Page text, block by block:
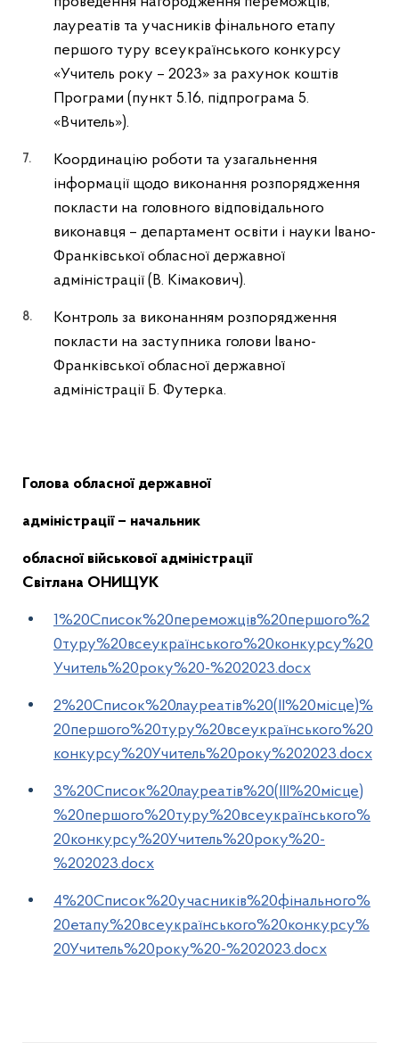
лауреатів та учасників фінального етапу
першого туру всеукраїнського конкурсу
«Учитель року – 2023» за рахунок коштів
Програми (пункт 5.16, підпрограма 5.
«Вчитель»).
Координацію роботи та узагальнення
інформації щодо виконання розпорядження
покласти на головного відповідального
виконавця – департамент освіти і науки Івано-
Франківської обласної державної
адміністрації (В. Кімакович).
Контроль за виконанням розпорядження
покласти на заступника голови Івано-
Франківської обласної державної
адміністрації Б. Футерка.
Голова обласної державної
адміністрації – начальник
обласної військової адміністрації
Світлана ОНИЩУК
1%20Список%20переможців%20першого%2
0туру%20всеукраїнського%20конкурсу%20
Учитель%20року%20-%202023.docx
2%20Список%20лауреатів%20(ІІ%20місце)%
20першого%20туру%20всеукраїнського%20
конкурсу%20Учитель%20року%202023.docx
3%20Список%20лауреатів%20(ІІІ%20місце)
%20першого%20туру%20всеукраїнського%
20конкурсу%20Учитель%20року%20-
%202023.docx
4%20Список%20учасників%20фінального%
20етапу%20всеукраїнського%20конкурсу%
20Учитель%20року%20-%202023.docx